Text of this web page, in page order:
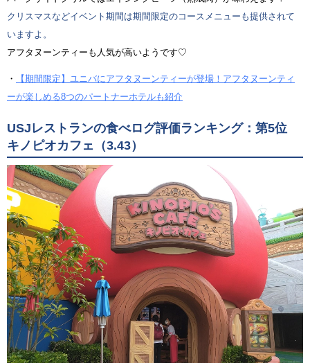
クリスマスなどイベント期間は期間限定のコースメニューも提供されて
いますよ。
アフタヌーンティーも人気が高いようです♡
・
【期間限定】ユニバにアフタヌーンティーが登場！アフタヌーンティ
ーが楽しめる8つのパートナーホテルも紹介
USJレストランの食べログ評価ランキング：第5位
キノピオカフェ（3.43）